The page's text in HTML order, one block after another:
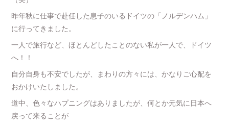
昨年秋に仕事で赴任した息子のいるドイツの「ノルデンハム」
に行ってきました。
一人で旅行など、ほとんどしたことのない私が一人で、ドイツ
へ！！
自分自身も不安でしたが、まわりの方々には、かなりご心配を
おかけいたしました。
道中、色々なハプニングはありましたが、何とか元気に日本へ
戻って来ることが